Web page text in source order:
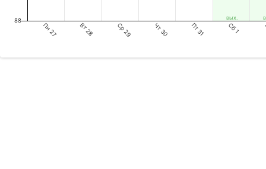
вых.
Пн 27 Вт 28 Ср 29 Чт 30 Пт 31 Сб 1
88